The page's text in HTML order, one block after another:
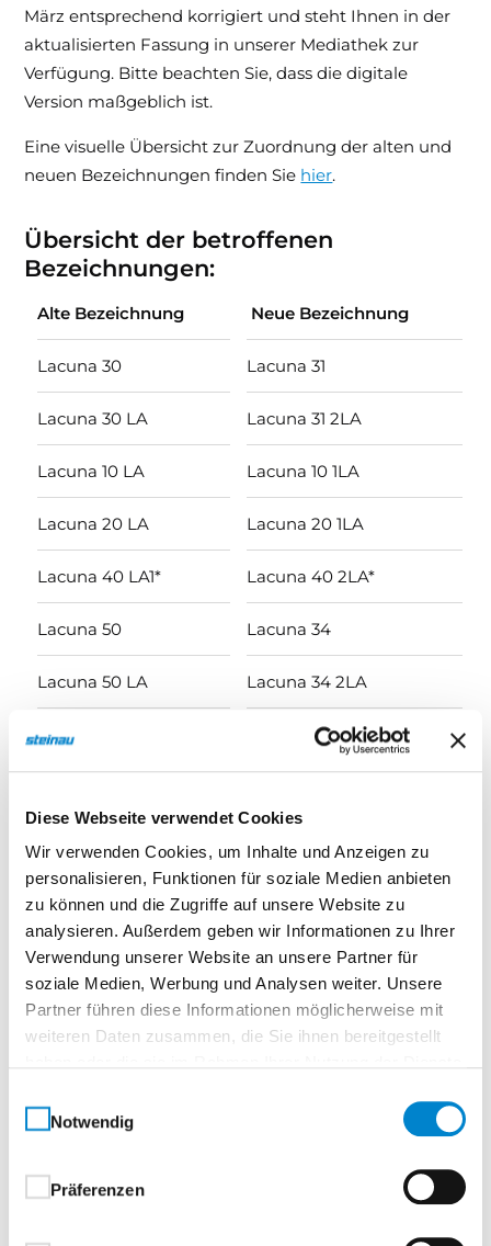
Diese Webseite verwendet Cookies
Wir verwenden Cookies, um Inhalte und Anzeigen zu
personalisieren, Funktionen für soziale Medien anbieten
zu können und die Zugriffe auf unsere Website zu
analysieren. Außerdem geben wir Informationen zu Ihrer
Verwendung unserer Website an unsere Partner für
soziale Medien, Werbung und Analysen weiter. Unsere
Partner führen diese Informationen möglicherweise mit
weiteren Daten zusammen, die Sie ihnen bereitgestellt
Notwendig
Präferenzen
März entsprechend korrigiert und steht Ihnen in der
aktualisierten Fassung in unserer Mediathek zur
Verfügung. Bitte beachten Sie, dass die digitale
Version maßgeblich ist.
Eine visuelle Übersicht zur Zuordnung der alten und
neuen Bezeichnungen finden Sie hier.
Übersicht der betroffenen
Bezeichnungen:
Alte Bezeichnung Neue Bezeichnung
Lacuna 30 Lacuna 31
Lacuna 30 LA Lacuna 31 2LA
Lacuna 10 LA Lacuna 10 1LA
Lacuna 20 LA Lacuna 20 1LA
Lacuna 40 LA1* Lacuna 40 2LA*
Lacuna 50 Lacuna 34
Lacuna 50 LA Lacuna 34 2LA
Lacuna 60 Lacuna 41
Lacuna 70 LA3*
Lacuna 80
Lacuna 80 LA Lacuna 22 2LA
Bitte berücksichtigen Sie die Anpassungen bei Ihren
Kalkulationen.
Zusammenarbeit.